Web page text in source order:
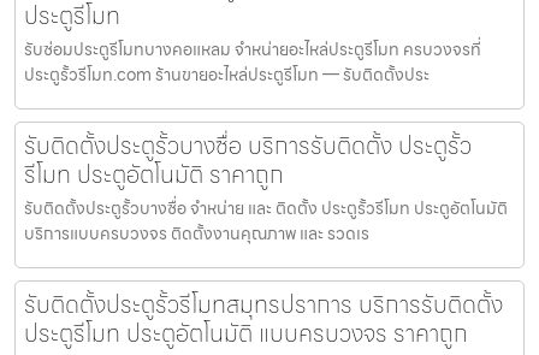
ประตูรีโมท
รับซ่อมประตูรีโมทบางคอแหลม จำหน่ายอะไหล่ประตูรีโมท ครบวงจรที่
ประตูรั้วรีโมท.com ร้านขายอะไหล่ประตูรีโมท — รับติดตั้งประ
รับติดตั้งประตูรั้วบางซื่อ บริการรับติดตั้ง ประตูรั้ว
รีโมท ประตูอัตโนมัติ ราคาถูก
รับติดตั้งประตูรั้วบางซื่อ จำหน่าย และ ติดตั้ง ประตูรั้วรีโมท ประตูอัตโนมัติ
บริการแบบครบวงจร ติดตั้งงานคุณภาพ และ รวดเร
รับติดตั้งประตูรั้วรีโมทสมุทรปราการ บริการรับติดตั้ง
ประตูรีโมท ประตูอัตโนมัติ แบบครบวงจร ราคาถูก